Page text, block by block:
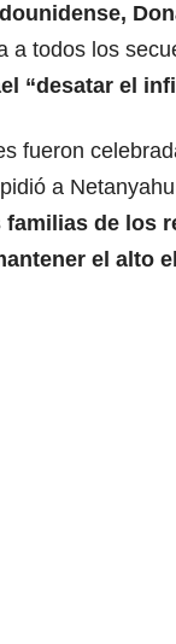
a todos los
“desatar el
fueron
a
familias de los
el alto